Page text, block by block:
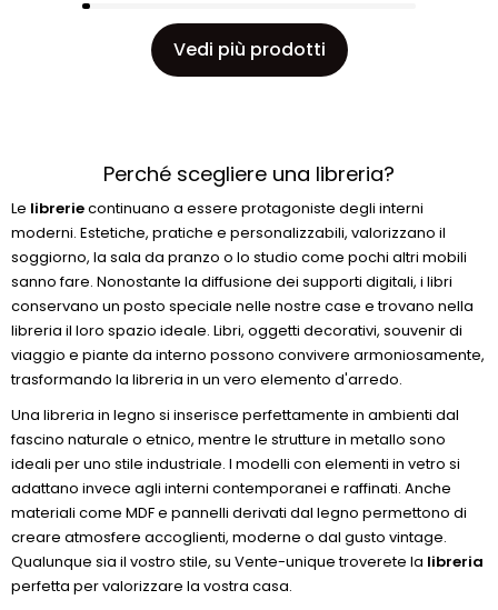
Vedi più prodotti
Perché scegliere una libreria?
Le libreriecontinuano a essere protagoniste degli interni
moderni. Estetiche, pratiche e personalizzabili, valorizzano il
soggiorno, la sala da pranzo o lo studio come pochi altri mobili
sanno fare. Nonostante la diffusione dei supporti digitali, i libri
conservano un posto speciale nelle nostre case e trovano nella
libreria il loro spazio ideale. Libri, oggetti decorativi, souvenir di
viaggio e piante da interno possono convivere armoniosamente,
trasformando la libreria in un vero elemento d'arredo.
Una libreria in legno si inserisce perfettamente in ambienti dal
fascino naturale o etnico, mentre le strutture in metallo sono
ideali per uno stile industriale. I modelli con elementi in vetro si
adattano invece agli interni contemporanei e raffinati. Anche
materiali come MDF e pannelli derivati dal legno permettono di
creare atmosfere accoglienti, moderne o dal gusto vintage.
Qualunque sia il vostro stile, su Vente-unique troverete la libreria
perfetta per valorizzare la vostra casa.